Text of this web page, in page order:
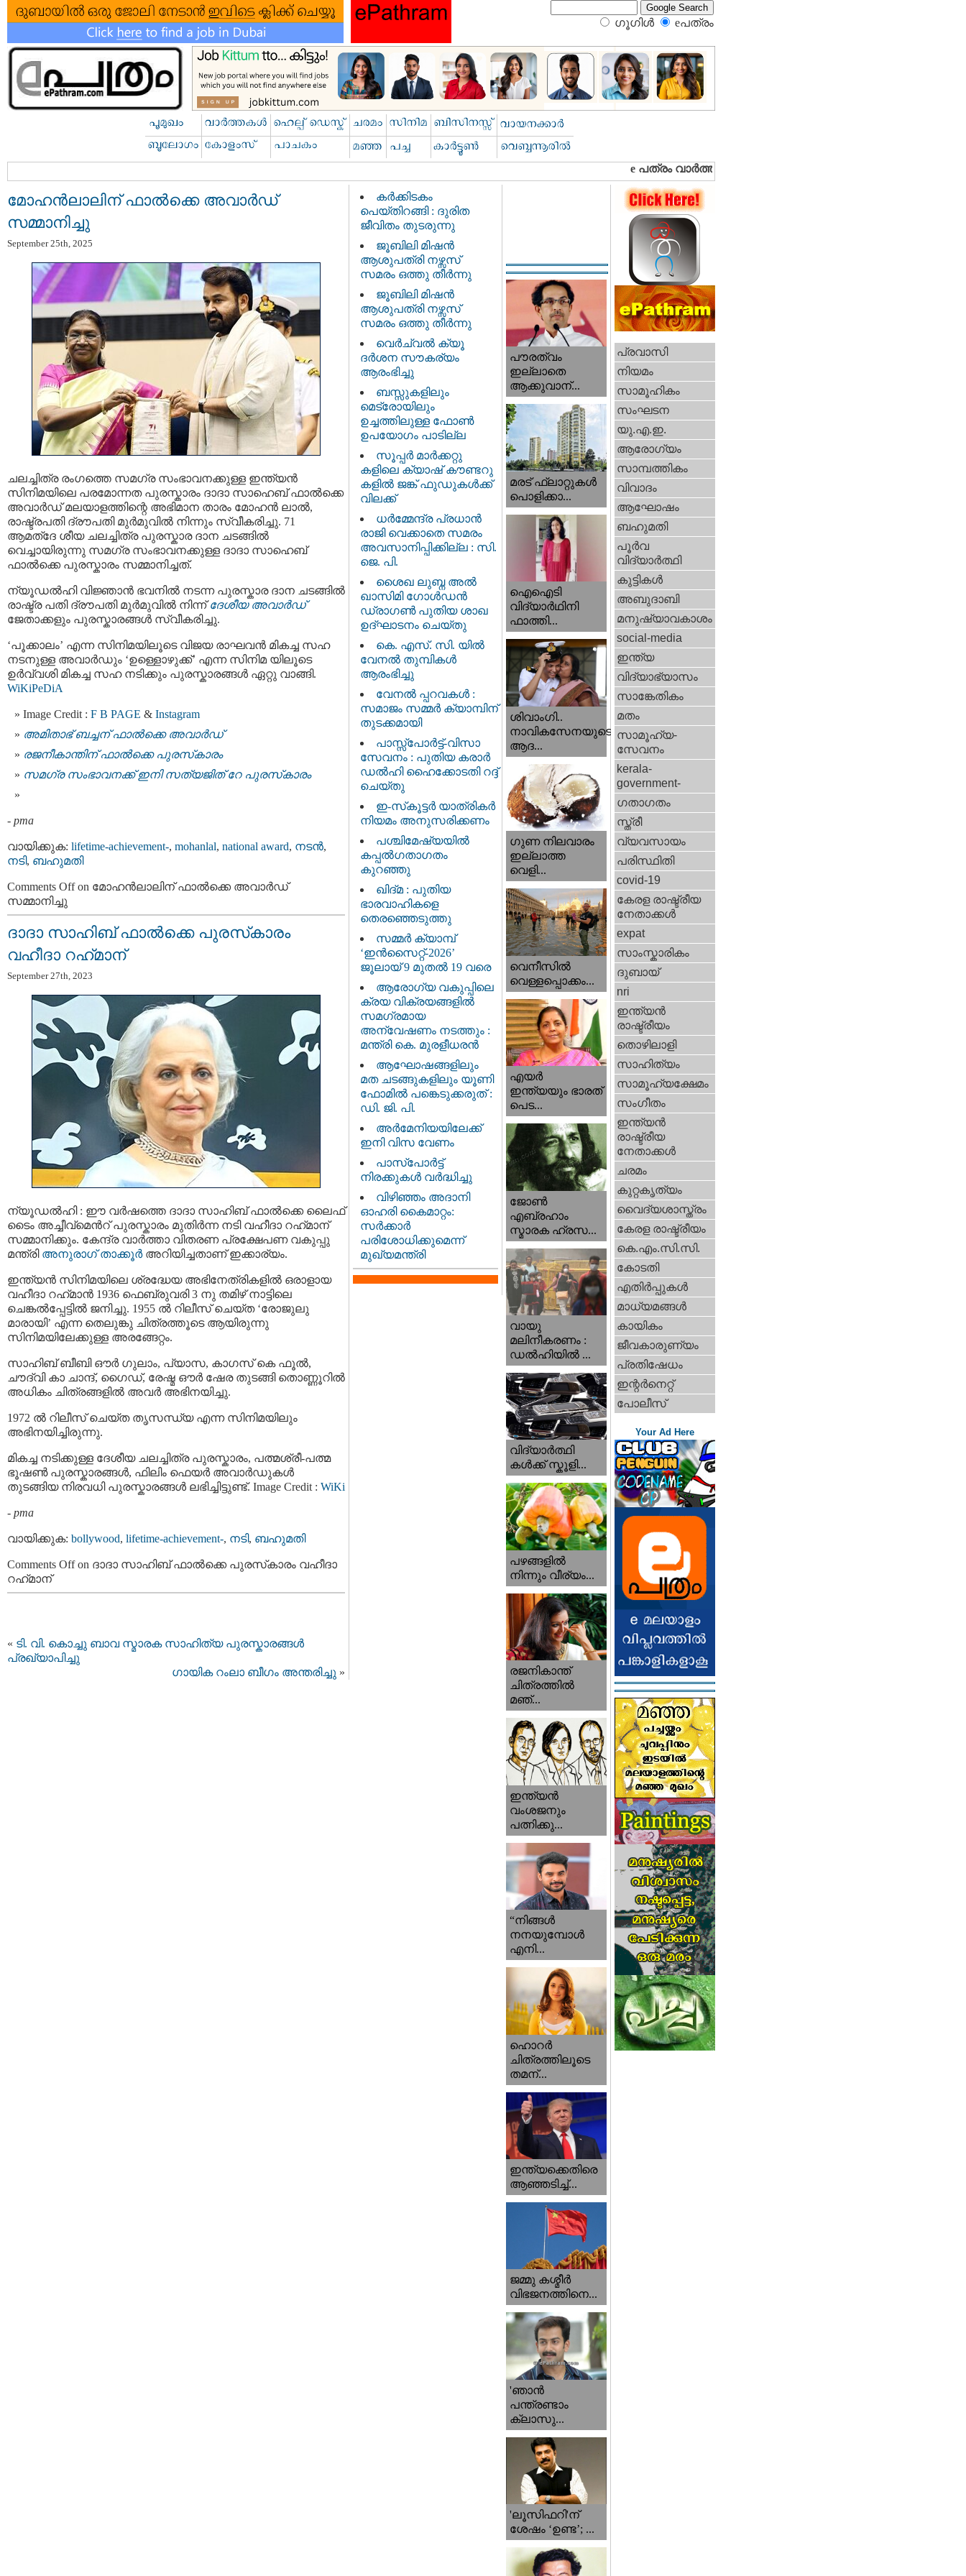
ഗൂഗിള്‍ eപത്രം‍
മോഹൻലാലിന് ഫാല്‍ക്കെ അവാര്‍ഡ്
സമ്മാനിച്ചു
September 25th, 2025
ചലച്ചിത്ര രംഗത്തെ സമഗ്ര സംഭാവനക്കുള്ള ഇന്ത്യന്‍
സിനിമയിലെ പരമോന്നത പുരസ്കാരം ദാദാ സാഹെബ് ഫാല്‍ക്കെ
അവാര്‍ഡ് മലയാളത്തിന്റെ അഭിമാന താരം മോഹൻ ലാൽ,
രാഷ്ട്രപതി ദ്രൗപതി മുർമുവിൽ നിന്നും സ്വീകരിച്ചു. 71
ആമത്ദേ ശീയ ചലച്ചിത്ര പുരസ്കാര ദാന ചടങ്ങിൽ
വെച്ചായിരുന്നു സമഗ്ര സംഭാവനക്കുള്ള ദാദാ സാഹെബ്
ഫാല്‍ക്കെ പുരസ്കാരം സമ്മാനിച്ചത്.
ന്യൂഡൽഹി വിജ്ഞാൻ ഭവനിൽ നടന്ന പുരസ്കാര ദാന ചടങ്ങിൽ
രാഷ്ട്ര പതി ദ്രൗപതി മുർമുവിൽ നിന്ന്ദേശീയ അവാർഡ്
ജേതാക്കളും പുരസ്കാരങ്ങൾ സ്വീകരിച്ചു.
‘പൂക്കാലം’ എന്ന സിനിമയിലൂടെ വിജയ രാഘവൻ മികച്ച സഹ
നടനുള്ള അവാർഡും ‘ഉള്ളൊഴുക്ക്’ എന്ന സിനിമ യിലൂടെ
ഉർവ്വശി മികച്ച സഹ നടിക്കും പുരസ്കാരങ്ങൾ ഏറ്റു വാങ്ങി.
WiKiPeDiA
Image Credit : F B PAGE & Instagram
അമിതാഭ് ബച്ചന് ഫാല്‍ക്കെ അവാര്‍ഡ്
രജനീകാന്തിന് ഫാല്‍ക്കെ പുരസ്‌കാരം
സമഗ്ര സംഭാവനക്ക് ഇനി സത്യജിത് റേ പുരസ്‌കാരം
- pma
വായിക്കുക: lifetime-achievement-, mohanlal, national award, നടന്‍,
നടി, ബഹുമതി
Comments Offon മോഹൻലാലിന് ഫാല്‍ക്കെ അവാര്‍ഡ്
സമ്മാനിച്ചു
ദാദാ സാഹിബ് ഫാല്‍ക്കെ പുരസ്‌കാരം
വഹീദാ റഹ്‌മാന്
September 27th, 2023
ന്യൂഡൽഹി : ഈ വർഷത്തെ ദാദാ സാഹിബ് ഫാൽക്കെ ലൈഫ്
ടൈം അച്ചീവ്‌മെന്‍റ് പുരസ്കാരം മുതിർന്ന നടി വഹീദാ റഹ്‍മാന്
സമ്മാനിക്കും. കേന്ദ്ര വാർത്താ വിതരണ പ്രക്ഷേപണ വകുപ്പു
മന്ത്രി അനുരാഗ് താക്കൂർഅറിയിച്ചതാണ് ഇക്കാര്യം.
ഇന്ത്യന്‍ സിനിമയിലെ ശ്രദ്ധേയ അഭിനേത്രികളില്‍ ഒരാളായ
വഹീദാ റഹ്‌മാന്‍ 1936 ഫെബ്രുവരി 3 നു തമിഴ്‌ നാട്ടിലെ
ചെങ്കല്‍പ്പേട്ടില്‍ ജനിച്ചു. 1955 ല്‍ റിലീസ് ചെയ്ത ‘രോജുലു
മാരായി’ എന്ന തെലുങ്കു ചിത്രത്തൂടെ ആയിരുന്നു
സിനിമയിലേക്കുള്ള അരങ്ങേറ്റം.
സാഹിബ് ബീബി ഔര്‍ ഗുലാം, പ്യാസ, കാഗസ് കെ ഫൂല്‍,
ചൗദ്‍വി കാ ചാന്ദ്, ഗൈഡ്, രേഷ്മ ഔർ ഷേര തുടങ്ങി തൊണ്ണൂറില്‍
അധികം ചിത്രങ്ങളില്‍ അവര്‍ അഭിനയിച്ചു.
1972 ല്‍ റിലീസ് ചെയ്ത തൃസന്ധ്യ എന്ന സിനിമയിലും
അഭിനയിച്ചിരുന്നു.
മികച്ച നടിക്കുള്ള ദേശീയ ചലച്ചിത്ര പുരസ്കാരം, പത്മശ്രീ-പത്മ
ഭൂഷണ്‍ പുരസ്കാരങ്ങള്‍, ഫിലിം ഫെയര്‍ അവാര്‍ഡുകള്‍
തുടങ്ങിയ നിരവധി പുരസ്കാരങ്ങള്‍ ലഭിച്ചിട്ടുണ്ട്. Image Credit : WiKi
- pma
വായിക്കുക: bollywood, lifetime-achievement-, നടി, ബഹുമതി
Comments Offon ദാദാ സാഹിബ് ഫാല്‍ക്കെ പുരസ്‌കാരം വഹീദാ
റഹ്‌മാന്
« ടി. വി. കൊച്ചു ബാവ സ്മാരക സാഹിത്യ പുരസ്കാരങ്ങൾ
പ്രഖ്യാപിച്ചു
ഗായിക റംലാ ബീഗം അന്തരിച്ചു »
കർക്കിടകം
പെയ്തിറങ്ങി : ദുരിത
ജീവിതം തുടരുന്നു
ജൂബിലി മിഷൻ
ആശുപത്രി നഴ്സസ്
സമരം ഒത്തു തീർന്നു
ജൂബിലി മിഷൻ
ആശുപത്രി നഴ്സസ്
സമരം ഒത്തു തീർന്നു
വെര്‍ച്വല്‍ ക്യൂ
ദര്‍ശന സൗകര്യം
ആരംഭിച്ചു
ബസ്സുകളിലും
മെട്രോയിലും
ഉച്ചത്തിലുള്ള ഫോൺ
ഉപയോഗം പാടില്ല
സൂപ്പർ മാർക്കറ്റു
കളിലെ ക്യാഷ് കൗണ്ടറു
കളിൽ ജങ്ക് ഫുഡുകൾക്ക്
വിലക്ക്
ധര്‍മ്മേന്ദ്ര പ്രധാൻ
രാജി വെക്കാതെ സമരം
അവസാനിപ്പിക്കില്ല : സി.
ജെ. പി.
ശൈഖ ലുബ്ന അൽ
ഖാസിമി ഗോൾഡൻ
ഡ്രാഗൺ പുതിയ ശാഖ
ഉദ്ഘാടനം ചെയ്തു
കെ. എസ്. സി. യിൽ
വേനൽ തുമ്പികൾ
ആരംഭിച്ചു
വേനൽ പ്പറവകൾ :
സമാജം സമ്മർ ക്യാമ്പിന്
തുടക്കമായി
പാസ്സ്പോർട്ട്-വിസാ
സേവനം : പുതിയ കരാർ
ഡൽഹി ഹൈക്കോടതി റദ്ദ്
ചെയ്തു
ഇ-സ്‌കൂട്ടർ യാത്രികർ
നിയമം അനുസരിക്കണം
പശ്ചിമേഷ്യയിൽ
കപ്പൽഗതാഗതം
കുറഞ്ഞു
ഖിദ്മ : പുതിയ
ഭാരവാഹികളെ
തെരഞ്ഞെടുത്തു
സമ്മർ ക്യാമ്പ്
‘ഇൻസൈറ്റ്-2026’
ജൂലായ് 9 മുതൽ 19 വരെ
ആരോഗ്യ വകുപ്പിലെ
ക്രയ വിക്രയങ്ങളിൽ
സമഗ്രമായ
അന്വേഷണം നടത്തും :
മന്ത്രി കെ. മുരളീധരൻ
ആഘോഷങ്ങളിലും
മത ചടങ്ങുകളിലും യൂണി
ഫോമിൽ പങ്കെടുക്കരുത് :
ഡി. ജി. പി.
അർമേനിയയിലേക്ക്
ഇനി വിസ വേണം
പാസ്‌പോർട്ട്
നിരക്കുകൾ വർദ്ധിച്ചു
വിഴിഞ്ഞം അദാനി
ഓഹരി കൈമാറ്റം:
സർക്കാർ
പരിശോധിക്കുമെന്ന്
മുഖ്യമന്ത്രി
പൗരത്വം
ഇല്ലാതെ
ആക്കുവാന്...
മരട് ഫ്ലാറ്റുകൾ
പൊളിക്കാ...
ഐഐടി
വിദ്യാര്‍ഥിനി
ഫാത്തി...
ശിവാംഗി..
നാവികസേനയുടെ
ആദ...
ഗുണ നിലവാരം
ഇല്ലാത്ത
വെളി...
വെനീസില്‍
വെള്ളപ്പൊക്കം...
എയര്‍
ഇന്ത്യയും ഭാരത്
പെട...
ജോണ്‍
എബ്രഹാം
സ്മാരക ഹ്രസ...
വായു
മലിനീകരണം :
ഡൽഹിയിൽ ...
വിദ്യാർത്ഥി
കൾക്ക് സ്കൂളി...
പഴങ്ങളില്‍
നിന്നും വീര്യം...
രജനികാന്ത്
ചിത്രത്തിൽ
മഞ്...
ഇന്ത്യൻ
വംശജനും
പത്നിക്കു...
“നിങ്ങള്‍
നനയുമ്പോള്‍
എനി...
ഹൊറര്‍
ചിത്രത്തിലൂടെ
തമന്...
ഇന്ത്യക്കെതിരെ
ആഞ്ഞടിച്ച്...
ജമ്മു കശ്മീ‍ർ
വിഭജനത്തിനെ...
'ഞാന്‍
പന്ത്രണ്ടാം
ക്ലാസു...
'ലൂസിഫറി'ന്
ശേഷം ‘ഉണ്ട’; ...
പ്രവാസി
നിയമം
സാമൂഹികം
സംഘടന
യു.എ.ഇ.
ആരോഗ്യം
സാമ്പത്തികം
വിവാദം
ആഘോഷം
ബഹുമതി
പൂര്‍വ
വിദ്യാര്‍ത്ഥി
കുട്ടികള്‍
അബുദാബി
മനുഷ്യാവകാശം
social-media
ഇന്ത്യ
വിദ്യാഭ്യാസം
സാങ്കേതികം
മതം
സാമൂഹ്യ-
സേവനം
kerala-
government-
ഗതാഗതം
സ്ത്രീ
വ്യവസായം
പരിസ്ഥിതി
covid-19
കേരള രാഷ്ട്രീയ
നേതാക്കള്‍
expat
സാംസ്കാരികം
ദുബായ്‌
nri
ഇന്ത്യന്‍
രാഷ്ട്രീയം
തൊഴിലാളി
സാഹിത്യം
സാമൂഹ്യക്ഷേമം
സംഗീതം
ഇന്ത്യന്‍
രാഷ്ട്രീയ
നേതാക്കള്‍
ചരമം
കുറ്റകൃത്യം
വൈദ്യശാസ്ത്രം
കേരള രാഷ്ട്രീയം
കെ.എം.സി.സി.
കോടതി
എതിര്‍പ്പുകള്‍
മാധ്യമങ്ങള്‍
കായികം
ജീവകാരുണ്യം
പ്രതിഷേധം
ഇന്റര്‍നെറ്റ്‌
പോലീസ്
Your Ad Here